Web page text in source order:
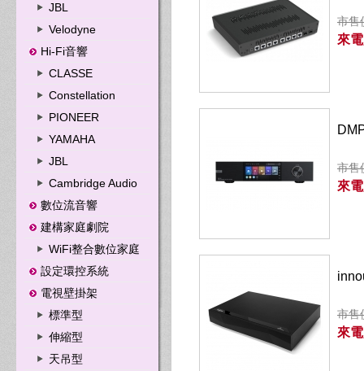
JBL
Velodyne
Hi-Fi音響
CLASSE
Constellation
PIONEER
YAMAHA
JBL
Cambridge Audio
數位流音響
建構家庭劇院
WiFi整合數位家庭
設定環控系統
電視壁掛架
標準型
伸縮型
天吊型
市售
來
市售
來
市售
來